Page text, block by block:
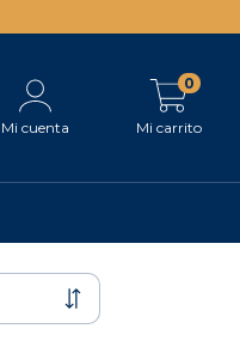
Mi cuenta Mi carrito
0